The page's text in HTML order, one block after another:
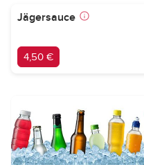
Jägersauce
4,50 €